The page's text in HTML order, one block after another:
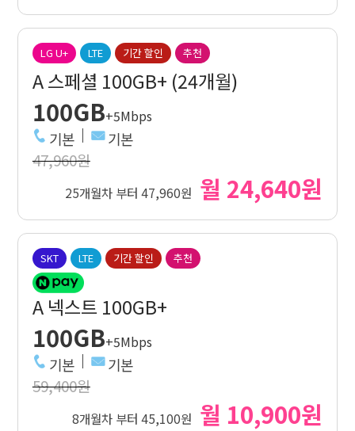
LG U+ LTE 기간 할인 추천
A 스페셜 100GB+ (24개월)
100GB+5Mbps
기본 기본
47,960원
25개월차 부터 47,960원 월 24,640원
SKT LTE 기간 할인 추천
A 넥스트 100GB+
100GB+5Mbps
기본 기본
59,400원
8개월차 부터 45,100원 월 10,900원